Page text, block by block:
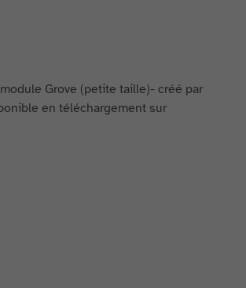
Grove (petite taille)- créé par
en téléchargement sur